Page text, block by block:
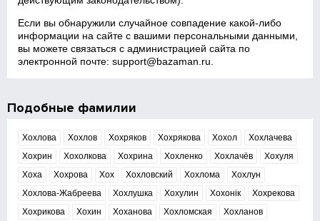
Если вы обнаружили случайное совпадение какой‑либо
информации на сайте с вашими персональными данными,
вы можете связаться с администрацией сайта по
электронной почте:support@bazaman.ru
Подобные фамилии
Хохлова Хохлов Хохряков Хохрякова Хохол
Хохлачева
Хохрин
Хохолкова Хохрина Хохленко Хохлачёв
Хохуля
Хоха
Хохрова Хох Хохловский Хохлома
Хохлун
Хохлова-Жабреева
Хохлушка Хохулин Хохонік
Хохрекова
Хохрикова
Хохин Хоханова Хохломская Хохланов